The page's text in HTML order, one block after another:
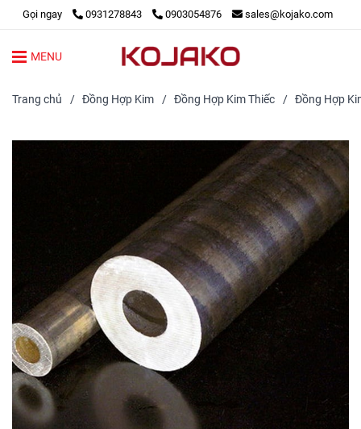
Gọi ngay 0931278843 0903054876 sales@kojako.com
MENU
Trang chủ / Đồng Hợp Kim / Đồng Hợp Kim Thiếc / Đồng Hợp